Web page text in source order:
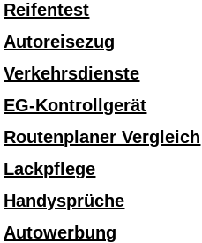
Reifentest
Autoreisezug
Verkehrsdienste
EG-Kontrollgerät
Routenplaner Vergleich
Lackpflege
Handysprüche
Autowerbung